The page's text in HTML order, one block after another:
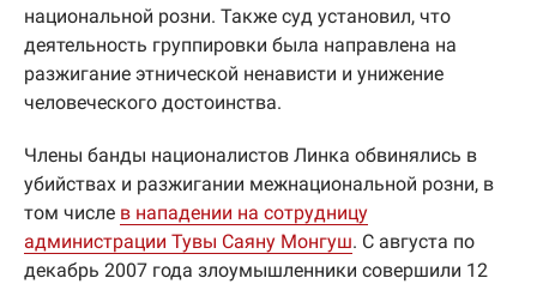
национальной розни. Также суд установил, что
деятельность группировки была направлена на
разжигание этнической ненависти и унижение
человеческого достоинства.
Члены банды националистов Линка обвинялись в
убийствах и разжигании межнациональной розни, в
том числе в нападении на сотрудницу
администрации Тувы Саяну Монгуш. С августа по
декабрь 2007 года злоумышленники совершили 12